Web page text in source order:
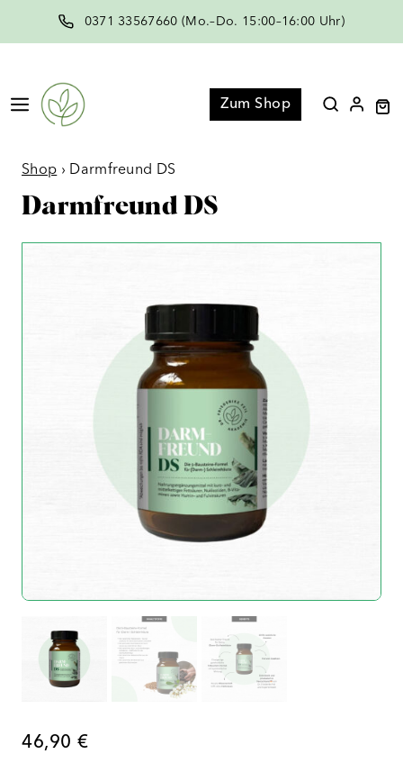
0371 33567660 (Mo.–Do. 15:00–16:00 Uhr)
Menü Zum Shop
Shop › Darmfreund DS
Darmfreund DS
46,90 €